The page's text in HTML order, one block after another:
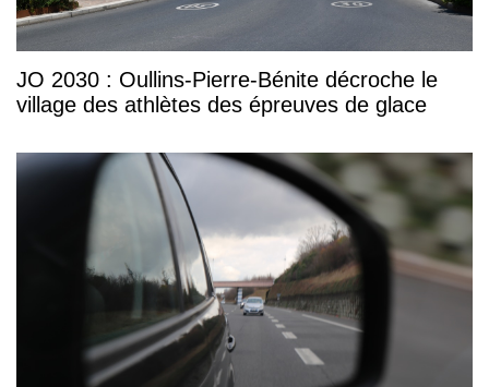
JO 2030 : Oullins-Pierre-Bénite décroche le
village des athlètes des épreuves de glace